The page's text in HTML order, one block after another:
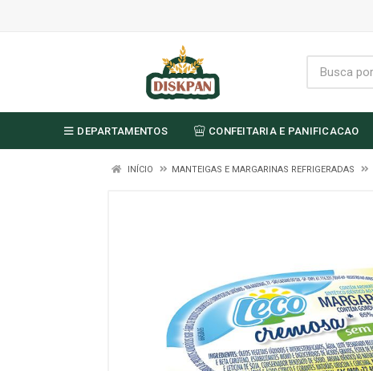
DEPARTAMENTOS CONFEITARIA E PANIFICACAO
INÍCIO MANTEIGAS E MARGARINAS REFRIGERADAS